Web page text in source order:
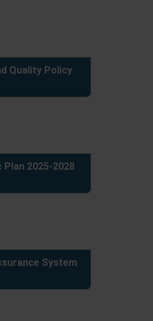
Quality Policy
2025-2028
System